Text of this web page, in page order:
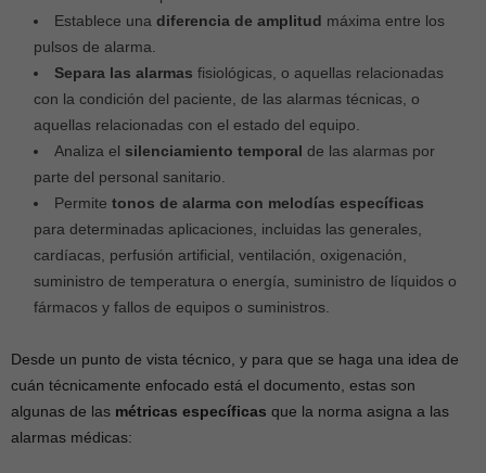
Establece una diferencia de amplitud máxima entre los
pulsos de alarma.
Separa las alarmas fisiológicas, o aquellas relacionadas
con la condición del paciente, de las alarmas técnicas, o
aquellas relacionadas con el estado del equipo.
Analiza el silenciamiento temporal de las alarmas por
parte del personal sanitario.
Permite tonos de alarma con melodías específicas
para determinadas aplicaciones, incluidas las generales,
cardíacas, perfusión artificial, ventilación, oxigenación,
suministro de temperatura o energía, suministro de líquidos o
fármacos y fallos de equipos o suministros.
Desde un punto de vista técnico, y para que se haga una idea de
cuán técnicamente enfocado está el documento, estas son
algunas de las métricas específicas que la norma asigna a las
alarmas médicas: